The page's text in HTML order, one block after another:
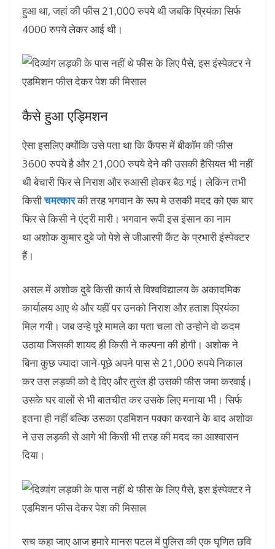
हुआ था, जहां की फीस 21,000 रुपये थी जबकि प्रियंका सिर्फ
4000 रुपये लेकर आई थी।
कैसे हुआ एड्मिशन
ऐसा इसलिए क्योंकि उसे पता था कि कैंपस में बीकॉम की फीस
3600 रुपये है और 21,000 रुपये देने की उसकी हैसियत भी नहीं
थी बेचारी फिर से निराश और रुआसी होकर बैठ गई। लेकिन तभी
किसीचमत्कारकी तरह भगवान के रूप मे उसकी मदद को एक बार
फिर से किसी ने एंट्री मारी। भगवान रूपी इस इंसान का नाम
था अशोक कुमार दुबे जो पेशे से जीआरपी कैंट के प्रभारी इंस्पेक्टर
हैं।
असल में अशोक दुबे किसी कार्य से विश्वविद्यालय के अकादमिक
कार्यालय आए थे और यहीं पर उनको निराश और हताश प्रियंका
मिल गयी। जब उन्हे पूरे मामले का पता चला तो उन्होने वो कदम
उठाया जिसकी शायद ही किसी ने कल्पना की होगी। अशोक ने
बिना कुछ ज्यादा जाने-पूछे अपने पास से 21,000 रुपये निकाल
कर उस लड़की को दे दिए और तुरंत ही उसकी फीस जमा करवाई।
उसके घर वालों से भी बातचीत कर उसके लिए मनाया भी। सिर्फ
इतना ही नहीं बल्कि उसका एडमिशन पक्का करवाने के बाद अशोक
ने उस लड़की से आगे भी किसी भी तरह की मदद का आश्वासन
दिया।
सच कहा जाए आज हमारे मानस पटल में पुलिस की एक घृणित छवि